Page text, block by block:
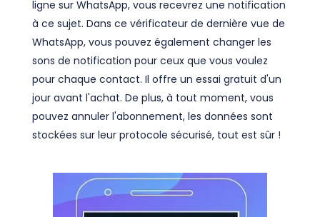
ligne sur WhatsApp, vous recevrez une notification
à ce sujet. Dans ce vérificateur de dernière vue de
WhatsApp, vous pouvez également changer les
sons de notification pour ceux que vous voulez
pour chaque contact. Il offre un essai gratuit d'un
jour avant l'achat. De plus, à tout moment, vous
pouvez annuler l'abonnement, les données sont
stockées sur leur protocole sécurisé, tout est sûr !